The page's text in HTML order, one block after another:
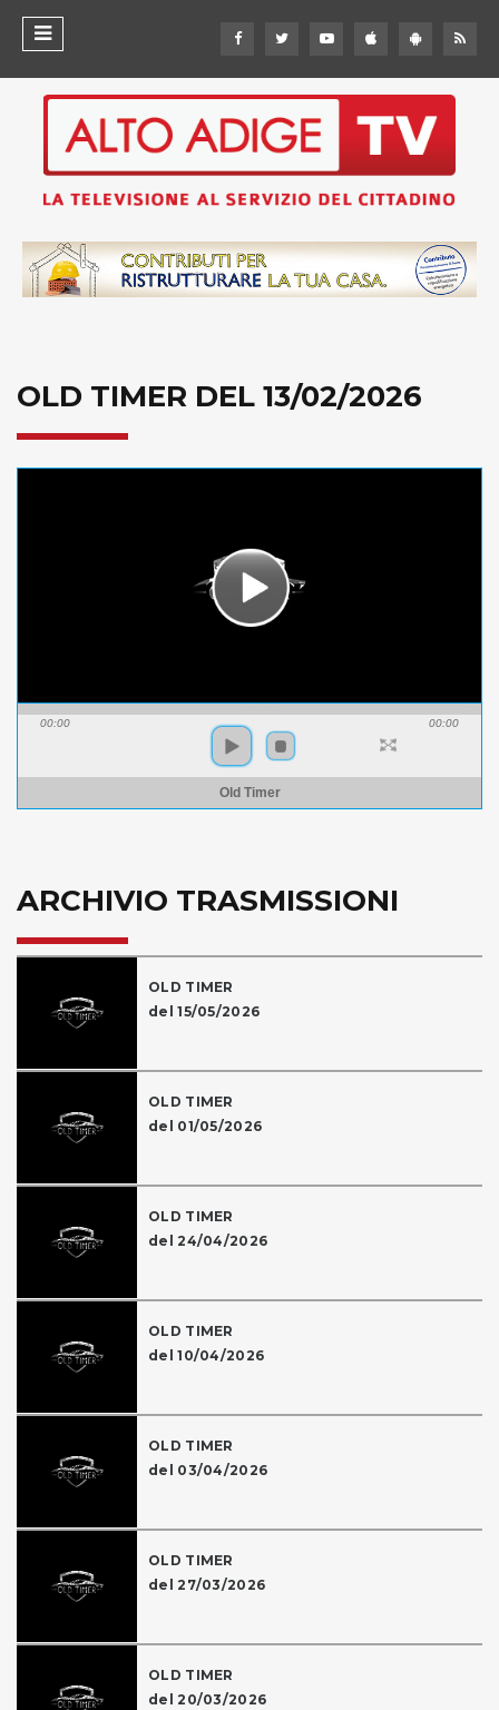
OLD TIMER DEL 13/02/2026
00:00 00:00
Old Timer
ARCHIVIO TRASMISSIONI
OLD TIMER
del 15/05/2026
OLD TIMER
del 01/05/2026
OLD TIMER
del 24/04/2026
OLD TIMER
del 10/04/2026
OLD TIMER
del 03/04/2026
OLD TIMER
del 27/03/2026
OLD TIMER
del 20/03/2026